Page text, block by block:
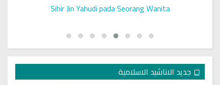
Sihir Jin Yahudi pada Seorang Wanita
جديد الاناشيد الاسلامية